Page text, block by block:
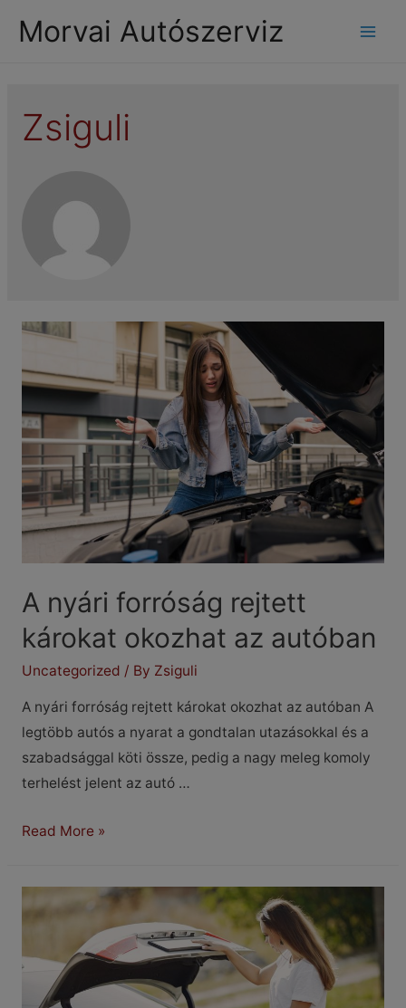
Morvai Autószerviz
Zsiguli
A nyári forróság rejtett
károkat okozhat az autóban
Uncategorized / By Zsiguli
A nyári forróság rejtett károkat okozhat az autóban A
legtöbb autós a nyarat a gondtalan utazásokkal és a
szabadsággal köti össze, pedig a nagy meleg komoly
terhelést jelent az autó …
A
rejtett
okozhat
Read More »